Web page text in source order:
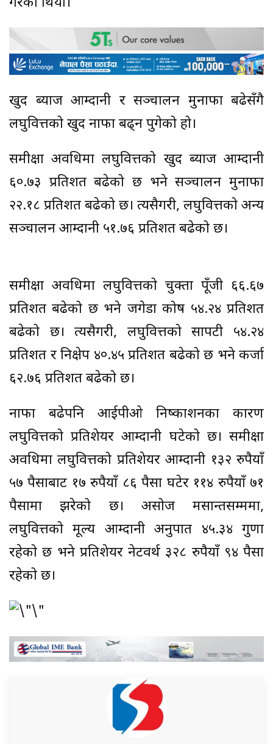
खुद ब्याज आम्दानी र सञ्चालन मुनाफा बढेसँगै
लघुवित्तको खुद नाफा बढ्न पुगेको हो।
समीक्षा अवधिमा लघुवित्तको खुद ब्याज आम्दानी
६०.७३ प्रतिशत बढेको छ भने सञ्चालन मुनाफा
२२.१८ प्रतिशत बढेको छ। त्यसैगरी, लघुवित्तको अन्य
सञ्चालन आम्दानी ५१.७६ प्रतिशत बढेको छ।
समीक्षा अवधिमा लघुवित्तको चुक्ता पूँजी ६६.६७
प्रतिशत बढेको छ भने जगेडा कोष ५४.२४ प्रतिशत
बढेको छ। त्यसैगरी, लघुवित्तको सापटी ५४.२४
प्रतिशत र निक्षेप ४०.४५ प्रतिशत बढेको छ भने कर्जा
६२.७६ प्रतिशत बढेको छ।
नाफा बढेपनि आईपीओ निष्काशनका कारण
लघुवित्तको प्रतिशेयर आम्दानी घटेको छ। समीक्षा
अवधिमा लघुवित्तको प्रतिशेयर आम्दानी १३२ रुपैयाँ
५७ पैसाबाट १७ रुपैयाँ ८६ पैसा घटेर ११४ रुपैयाँ ७१
पैसामा झरेको छ। असोज मसान्तसम्ममा,
लघुवित्तको मूल्य आम्दानी अनुपात ४५.३४ गुणा
रहेको छ भने प्रतिशेयर नेटवर्थ ३२८ रुपैयाँ ९४ पैसा
रहेको छ।